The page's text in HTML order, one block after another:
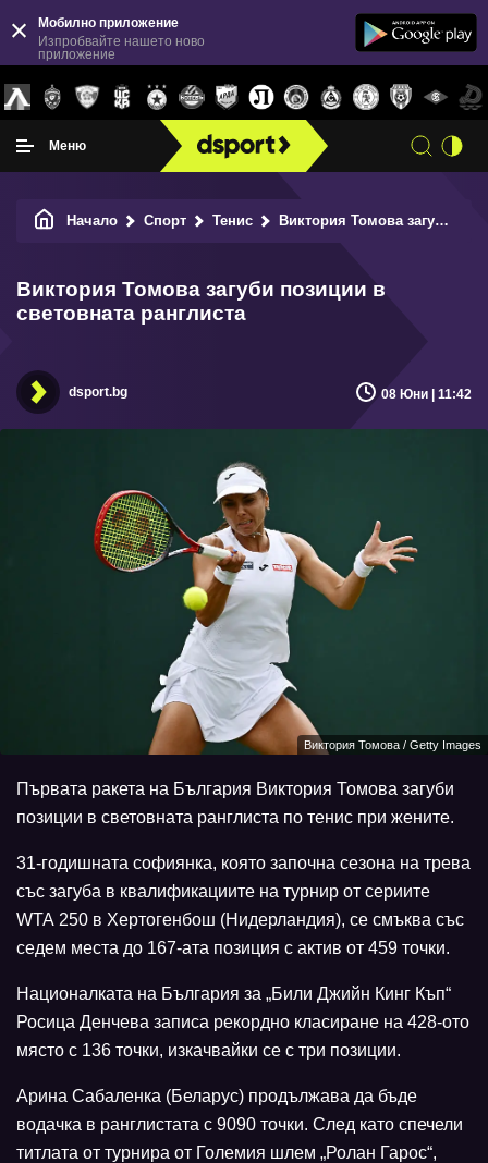
Мобилно приложение
Изпробвайте нашето ново
приложение
Меню
Начало Спорт Тенис Виктория Томова загуби позиции в световната ранглиста
Виктория Томова загуби позиции в
световната ранглиста
dsport.bg 08 Юни | 11:42
Виктория Томова / Getty Images
Първата ракета на България Виктория Томова загуби
позиции в световната ранглиста по тенис при жените.
31-годишната софиянка, която започна сезона на трева
със загуба в квалификациите на турнир от сериите
WТА 250 в Хертогенбош (Нидерландия), се смъква със
седем места до 167-ата позиция с актив от 459 точки.
Националката на България за „Били Джийн Кинг Къп“
Росица Денчева записа рекордно класиране на 428-ото
място с 136 точки, изкачвайки се с три позиции.
Арина Сабаленка (Беларус) продължава да бъде
водачка в ранглистата с 9090 точки. След като спечели
титлата от турнира от Големия шлем „Ролан Гарос“,